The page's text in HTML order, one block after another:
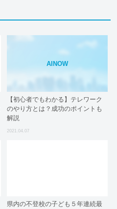
AINOW
【初心者でもわかる】テレワーク
のやり方とは？成功のポイントも
解説
2021.04.07
県内の不登校の子ども５年連続最